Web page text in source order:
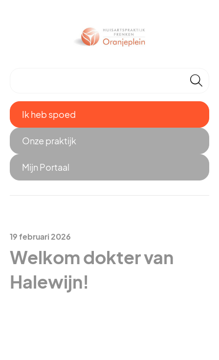
🔎
Onze praktijk
Mijn Portaal
Ik heb spoed
19 februari 2026
Welkom dokter van
Halewijn!